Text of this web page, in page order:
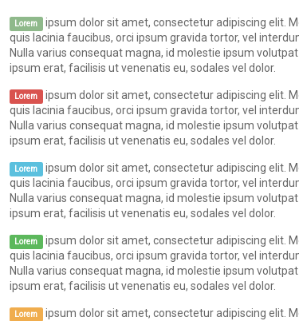
Lorem ipsum dolor sit amet, consectetur adipiscing elit.
quis lacinia faucibus, orci ipsum gravida tortor, vel
Nulla varius consequat magna, id molestie ipsum
ipsum erat, facilisis ut venenatis eu, sodales vel dolor.
Lorem ipsum dolor sit amet, consectetur adipiscing elit.
quis lacinia faucibus, orci ipsum gravida tortor, vel
Nulla varius consequat magna, id molestie ipsum
ipsum erat, facilisis ut venenatis eu, sodales vel dolor.
Lorem ipsum dolor sit amet, consectetur adipiscing elit.
quis lacinia faucibus, orci ipsum gravida tortor, vel
Nulla varius consequat magna, id molestie ipsum
ipsum erat, facilisis ut venenatis eu, sodales vel dolor.
Lorem ipsum dolor sit amet, consectetur adipiscing elit.
quis lacinia faucibus, orci ipsum gravida tortor, vel
Nulla varius consequat magna, id molestie ipsum
ipsum erat, facilisis ut venenatis eu, sodales vel dolor.
Lorem ipsum dolor sit amet, consectetur adipiscing elit.